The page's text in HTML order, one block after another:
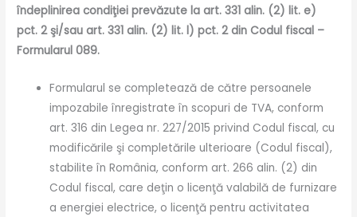
îndeplinirea condiţiei prevăzute la art. 331 alin. (2) lit. e)
pct. 2 şi/sau art. 331 alin. (2) lit. l) pct. 2 din Codul fiscal –
Formularul 089.
Formularul se completează de către persoanele
impozabile înregistrate în scopuri de TVA, conform
art. 316 din Legea nr. 227/2015 privind Codul fiscal, cu
modificările şi completările ulterioare (Codul fiscal),
stabilite în România, conform art. 266 alin. (2) din
Codul fiscal, care deţin o licenţă valabilă de furnizare
a energiei electrice, o licenţă pentru activitatea